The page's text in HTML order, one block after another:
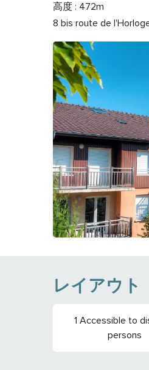
高度 : 472m
8 bis route de
レイアウト
1 Accessible to
persons